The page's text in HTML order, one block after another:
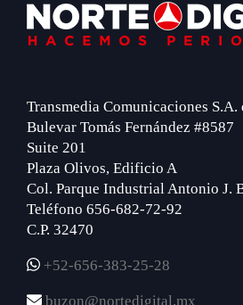
Footer
Transmedia Comunicaciones S.A.
Bulevar Tomás Fernández #8587
Suite 201
Plaza Olivos, Edificio A
Col. Parque Industrial Antonio J.
Teléfono 656-682-72-92
C.P. 32470
+52-656-383-25-28
buzon@nortedigital.mx